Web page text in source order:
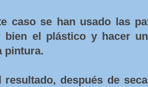
caso se han usado las
bien el plástico y hacer
pintura.
resultado, después de